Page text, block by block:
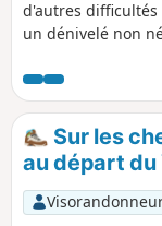
d'autres
un dénivelé non
deux plus
parcourant une
cultivées et de
passe aussi par le
Chapelle de
(idéal pour un
de Caylus qui
Sur les
au départ du